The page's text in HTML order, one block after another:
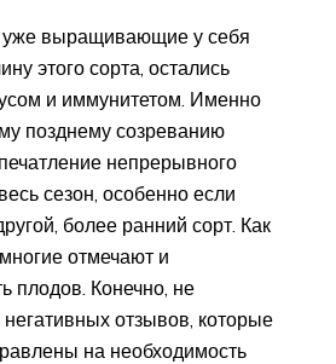
уже выращивающие у себя
этого сорта, остались
и иммунитетом. Именно
позднему созреванию
непрерывного
сезон, особенно если
более ранний сорт. Как
отмечают и
плодов. Конечно, не
негативных отзывов, которые
на необходимость